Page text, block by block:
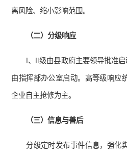
离风险、缩小影响范围。
（二）分级响应
Ⅰ、Ⅱ级由县政府主要领导批准
由指挥部办公室启动。高等级响应
企业自主抢修为主。
（三）信息与善后
分级定时发布事件信息，强化